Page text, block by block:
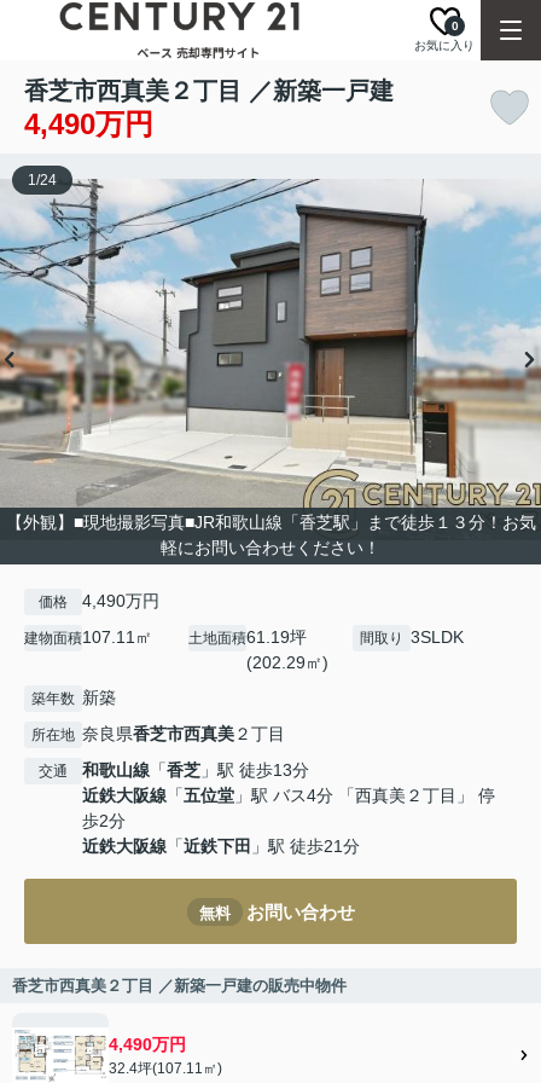
お気に入り
0
香芝市西真美２丁目 ／新築一戸建
4,490万円
【外観】■現地撮影写真■JR和歌山線「香芝駅」まで徒歩１３分！お気
軽にお問い合わせください！
1/24
価格 4,490万円
建物面積107.11㎡ 土地面積61.19坪
(202.29㎡)
間取り 3SLDK
築年数 新築
所在地 奈良県香芝市西真美２丁目
交通 和歌山線 「香芝 」駅 徒歩13分
近鉄大阪線 「五位堂 」駅 バス4分 「西真美２丁目」 停
歩2分
近鉄大阪線 「近鉄下田 」駅 徒歩21分
無料 お問い合わせ
香芝市西真美２丁目 ／新築一戸建の販売中物件
4,490万円
32.4坪(107.11㎡)